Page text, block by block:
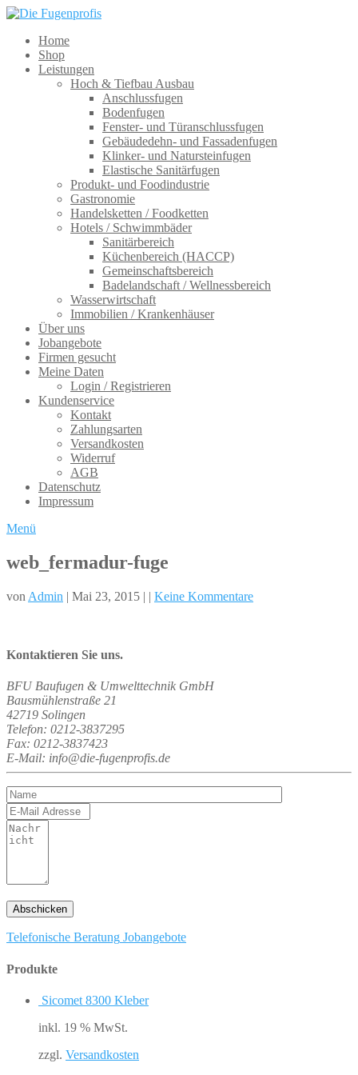
Home
Shop
Leistungen
Hoch & Tiefbau Ausbau
Anschlussfugen
Bodenfugen
Fenster- und Türanschlussfugen
Gebäudedehn- und Fassadenfugen
Klinker- und Natursteinfugen
Elastische Sanitärfugen
Produkt- und Foodindustrie
Gastronomie
Handelsketten / Foodketten
Hotels / Schwimmbäder
Sanitärbereich
Küchenbereich (HACCP)
Gemeinschaftsbereich
Badelandschaft / Wellnessbereich
Wasserwirtschaft
Immobilien / Krankenhäuser
Über uns
Jobangebote
Firmen gesucht
Meine Daten
Login / Registrieren
Kundenservice
Kontakt
Zahlungsarten
Versandkosten
Widerruf
AGB
Datenschutz
Impressum
Menü
web_fermadur-fuge
von Admin | Mai 23, 2015 | | Keine Kommentare
Kontaktieren Sie uns.
BFU Baufugen & Umwelttechnik GmbH
Bausmühlenstraße 21
42719 Solingen
Telefon: 0212-3837295
Fax: 0212-3837423
E-Mail: info@die-fugenprofis.de
Telefonische Beratung Jobangebote
Produkte
Sicomet 8300 Kleber
inkl. 19 % MwSt.
zzgl. Versandkosten